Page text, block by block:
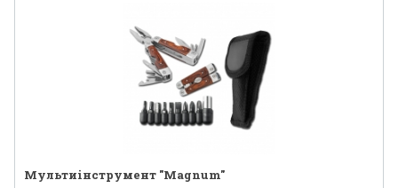
Мультиінструмент "Magnum"